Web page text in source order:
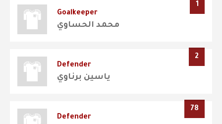
1
Goalkeeper
محمد الحساوي
2
Defender
ياسين برناوي
78
Defender